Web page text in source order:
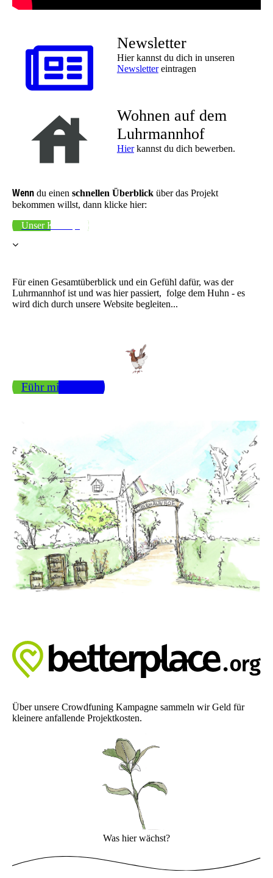
Newsletter
Hier kannst du dich in unseren
Newslettereintragen
Wohnen auf dem
Luhrmannhof
Hierkannst du dich bewerben.
Wenn du einen schnellen Überblick über das Projekt
bekommen willst, dann klicke hier:
Unser Konzept
Für einen Gesamtüberblick und ein Gefühl dafür, was der
Luhrmannhof ist und was hier passiert, folge dem Huhn - es
wird dich durch unsere Website begleiten...
Führ mich rum!
Über unsere Crowdfuning Kampagne sammeln wir Geld für
kleinere anfallende Projektkosten.
Was hier wächst?